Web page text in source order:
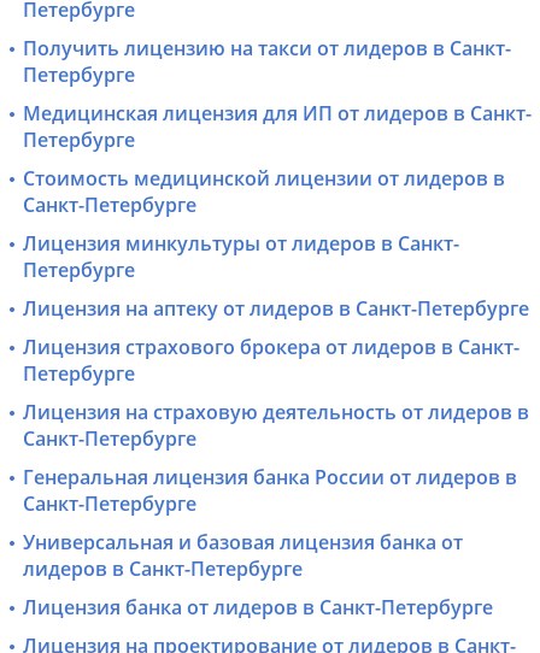
Петербурге
Получить лицензию на такси от лидеров в Санкт-
Петербурге
Медицинская лицензия для ИП от лидеров в Санкт-
Петербурге
Стоимость медицинской лицензии от лидеров в
Санкт-Петербурге
Лицензия минкультуры от лидеров в Санкт-
Петербурге
Лицензия на аптеку от лидеров в Санкт-Петербурге
Лицензия страхового брокера от лидеров в Санкт-
Петербурге
Лицензия на страховую деятельность от лидеров в
Санкт-Петербурге
Генеральная лицензия банка России от лидеров в
Санкт-Петербурге
Универсальная и базовая лицензия банка от
лидеров в Санкт-Петербурге
Лицензия банка от лидеров в Санкт-Петербурге
Лицензия на проектирование от лидеров в Санкт-